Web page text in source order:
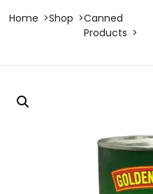
Home Shop
Canned
Products